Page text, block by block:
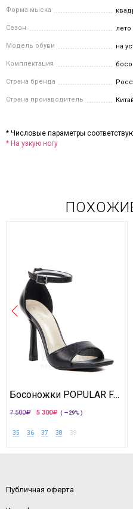
Форма мыска
Сезон лето
Модель обуви на
Комплектация
Страна бренда
Страна производитель
* Числовые параметры
* На узкую ногу
Босоножки POPULAR FASHION
7 500 5 300 ( —29% )
35 36 37 38 39
Публичная оферта